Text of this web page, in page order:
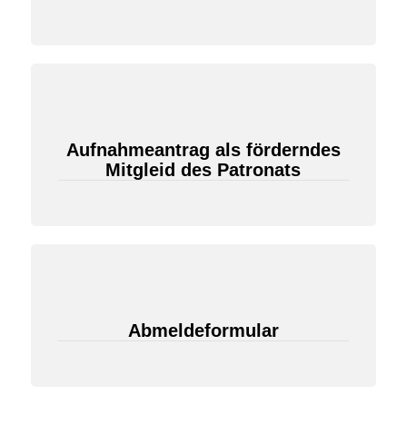
Aufnahmeantrag als förderndes
Mitgleid des Patronats
Abmeldeformular